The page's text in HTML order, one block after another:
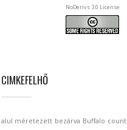
NoDerivs 3.0 License
CIMKEFELHŐ
alul méretezett bezárva Buffalo count